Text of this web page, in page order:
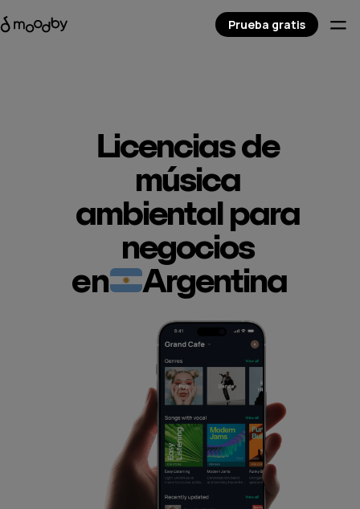
Licencias de
música
ambiental para
negocios
en
Argentina
Prueba gratis